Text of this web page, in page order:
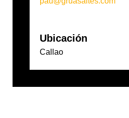
Ubicación
Callao